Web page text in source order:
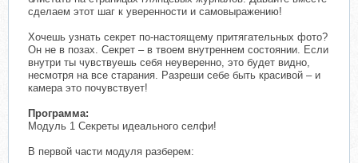
сделаем этот шаг к уверенности и самовыражению!
Хочешь узнать секрет по-настоящему притягательных фото?
Он не в позах. Секрет – в твоем внутреннем состоянии. Если
внутри ты чувствуешь себя неуверенно, это будет видно,
несмотря на все старания. Разреши себе быть красивой – и
камера это почувствует!
Программа:
Модуль 1 Секреты идеального селфи!
В первой части модуля разберем: